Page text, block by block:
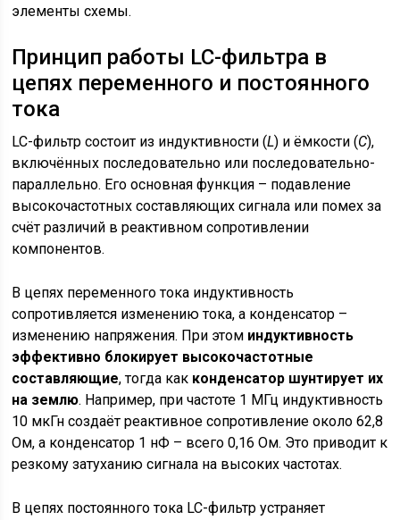
элементы схемы.
Принцип работы LC-фильтра в
цепях переменного и постоянного
тока
LC-фильтр состоит из индуктивности (L) и ёмкости (C),
включённых последовательно или последовательно-
параллельно. Его основная функция – подавление
высокочастотных составляющих сигнала или помех за
счёт различий в реактивном сопротивлении
компонентов.
В цепях переменного тока индуктивность
сопротивляется изменению тока, а конденсатор –
изменению напряжения. При этом индуктивность
эффективно блокирует высокочастотные
составляющие, тогда как конденсатор шунтирует их
на землю. Например, при частоте 1 МГц индуктивность
10 мкГн создаёт реактивное сопротивление около 62,8
Ом, а конденсатор 1 нФ – всего 0,16 Ом. Это приводит к
резкому затуханию сигнала на высоких частотах.
В цепях постоянного тока LC-фильтр устраняет